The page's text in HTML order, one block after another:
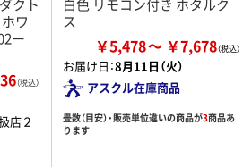
ワ
ー
（税込）
店２
ス
￥5,478 ￥7,678
お届け日：8月11日（火）
アスクル在庫商品
畳数（目安）・販売単位違いの商品が3商品あ
ります